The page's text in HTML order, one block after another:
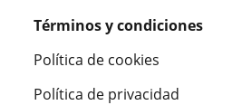
Términos y condiciones
Política de cookies
Política de privacidad